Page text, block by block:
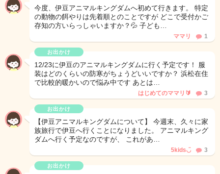
今度、伊豆アニマルキングダムへ初めて行きます。 特定
の動物の餌やりは先着順とのことですが どこで受付かご
存知の方いらっしゃいますか？💦 子ども…
ママリ 1
お出かけ
12/23に伊豆のアニマルキングダムに行く予定です！ 服
装はどのくらいの防寒がちょうどいいですか？ 浜松在住
で比較的暖かいので悩み中です あとは…
はじめてのママリ🔰 3
お出かけ
【伊豆アニマルキングダムについて】 今週末、久々に家
族旅行で伊豆へ行くことになりました。 アニマルキング
ダムへ行く予定なのですが、 これがあ…
5kids◡̈ 3
お出かけ